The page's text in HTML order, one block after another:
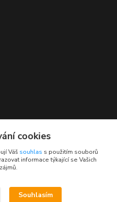
378cookies
Váš souhlas s použitím souborů
informace týkající se Vašich
zájmů.
Souhlasím